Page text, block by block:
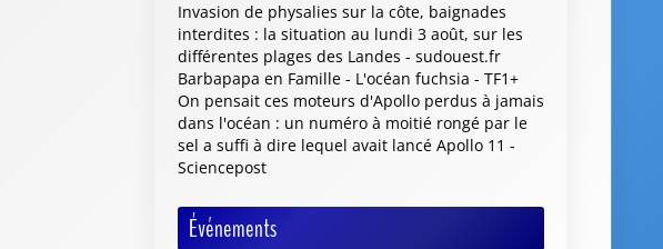
Invasion de physalies sur la côte, baignades
interdites : la situation au lundi 3 août, sur les
différentes plages des Landes - sudouest.fr
Barbapapa en Famille - L'océan fuchsia - TF1+
On pensait ces moteurs d'Apollo perdus à jamais
dans l'océan : un numéro à moitié rongé par le
sel a suffi à dire lequel avait lancé Apollo 11 -
Sciencepost
Événements